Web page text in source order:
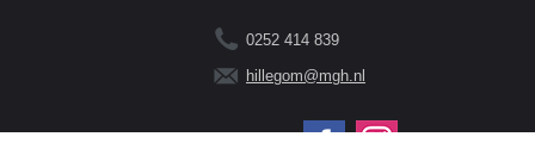
0252 414 839
hillegom@mgh.nl
Volg ons op: